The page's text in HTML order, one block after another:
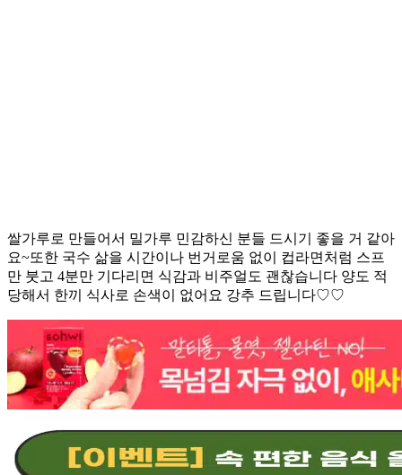
쌀가루로 만들어서 밀가루 민감하신 분들 드시기 좋을 거 같아
요~또한 국수 삶을 시간이나 번거로움 없이 컵라면처럼 스프
만 붓고 4분만 기다리면 식감과 비주얼도 괜찮습니다 양도 적
당해서 한끼 식사로 손색이 없어요 강추 드립니다♡♡